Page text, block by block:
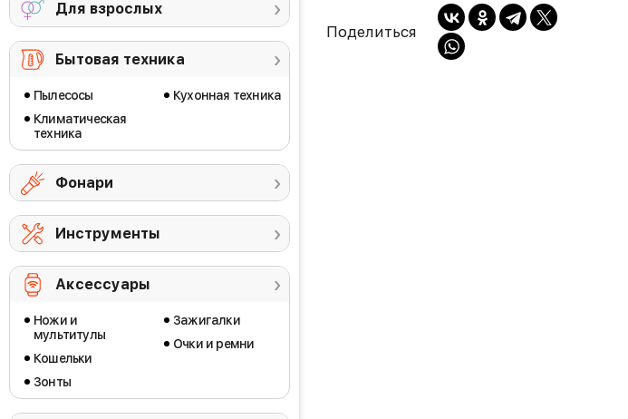
Для взрослых
Бытовая техника
Пылесосы
Климатическая
техника
Кухонная техника
Фонари
Инструменты
Аксессуары
Ножи и
мультитулы
Кошельки
Зонты
Зажигалки
Очки и ремни
Поделиться